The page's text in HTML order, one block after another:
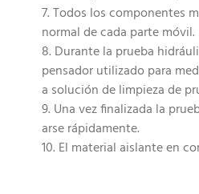
7. Todos los componentes
normal de cada parte móvil.
8. Durante la prueba
pensador utilizado para
a solución de limpieza de
9. Una vez finalizada la
arse rápidamente.
10. El material aislante en